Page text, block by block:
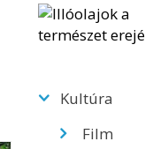
Kultúra
Film